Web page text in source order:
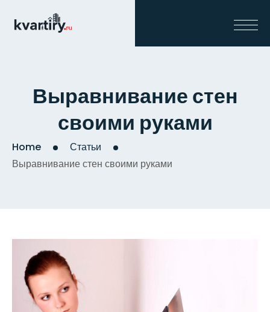
Выравнивание стен
своими руками
Home
Статьи
Выравнивание стен своими руками